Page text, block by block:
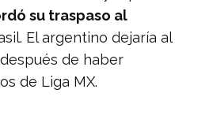
su traspaso al
El argentino dejaría al
de haber
de Liga MX.